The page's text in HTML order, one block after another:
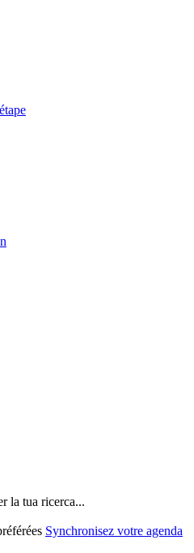
la tua ricerca...
Synchronisez votre agenda